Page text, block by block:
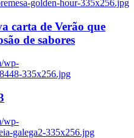
golden-hour-335x256.jpg
carta de Verão que
de sabores
wp-
335x256.jpg
wp-
galega2-335x256.jpg